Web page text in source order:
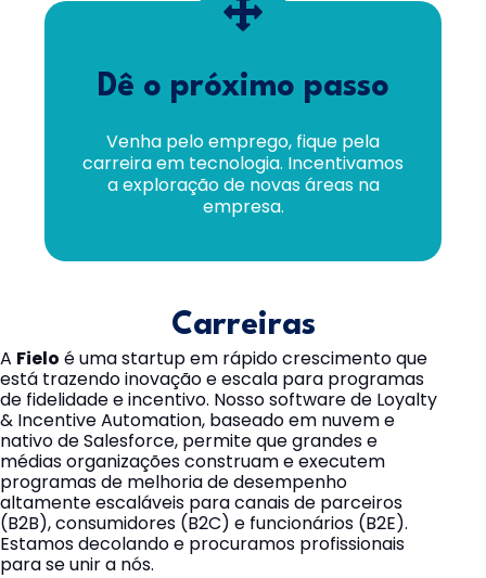
Dê o próximo passo
Venha pelo emprego, fique pela
carreira em tecnologia. Incentivamos
a exploração de novas áreas na
empresa.
Carreiras
A Fielo é uma startup em rápido crescimento que
está trazendo inovação e escala para programas
de fidelidade e incentivo. Nosso software de Loyalty
& Incentive Automation, baseado em nuvem e
nativo de Salesforce, permite que grandes e
médias organizações construam e executem
programas de melhoria de desempenho
altamente escaláveis para canais de parceiros
(B2B), consumidores (B2C) e funcionários (B2E).
Estamos decolando e procuramos profissionais
para se unir a nós.